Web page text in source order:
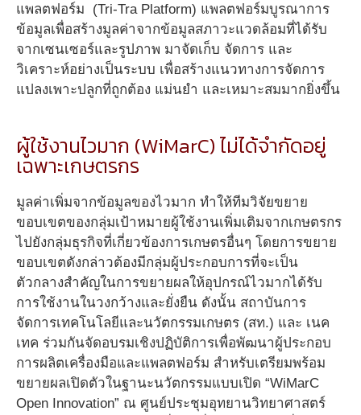
แพลตฟอร์ม (Tri-Tra Platform) แพลตฟอร์มบูรณาการ
ข้อมูลเพื่อสร้างมูลค่าจากข้อมูลสภาวะแวดล้อมที่ได้รับ
จากเซนเซอร์และรูปภาพ มาจัดเก็บ จัดการ และ
วิเคราะห์อย่างเป็นระบบ เพื่อสร้างแนวทางการจัดการ
แปลงเพาะปลูกที่ถูกต้อง แม่นยำ และเหมาะสมมากยิ่งขึ้น
ผู้ใช้งานไวมาก (WiMarC) ไม่ได้จำกัดอยู่
เฉพาะเกษตรกร
มูลค่าเพิ่มจากข้อมูลของไวมาก ทำให้ทีมวิจัยขยาย
ขอบเขตของกลุ่มเป้าหมายผู้ใช้งานเพิ่มเติมจากเกษตรกร
ไปยังกลุ่มธุรกิจที่เกี่ยวข้องการเกษตรอื่นๆ โดยการขยาย
ขอบเขตดังกล่าวต้องมีกลุ่มผู้ประกอบการที่จะเป็น
ตัวกลางสำคัญในการขยายผลให้อุปกรณ์ไวมากได้รับ
การใช้งานในวงกว้างและยั่งยืน ดังนั้น สถาบันการ
จัดการเทคโนโลยีและนวัตกรรมเกษตร (สท.) และ เนค
เทค ร่วมกันจัดอบรมเชิงปฏิบัติการเพื่อพัฒนาผู้ประกอบ
การผลิตเครื่องมือและแพลตฟอร์ม สำหรับเตรียมพร้อม
ขยายผลเปิดตัวในฐานะนวัตกรรมแบบเปิด “WiMarC
Open Innovation” ณ ศูนย์ประชุมอุทยานวิทยาศาสตร์